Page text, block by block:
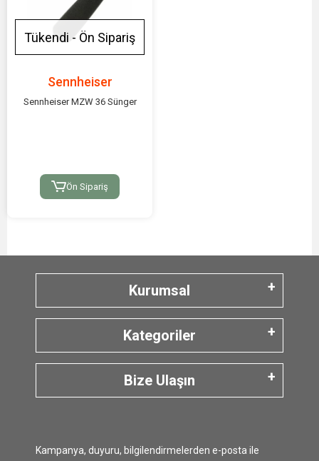
Tükendi - Ön Sipariş
Sennheiser
Sennheiser MZW 36 Sünger
Ön Sipariş
Kurumsal
Kategoriler
Bize Ulaşın
Kampanya, duyuru, bilgilendirmelerden e-posta ile